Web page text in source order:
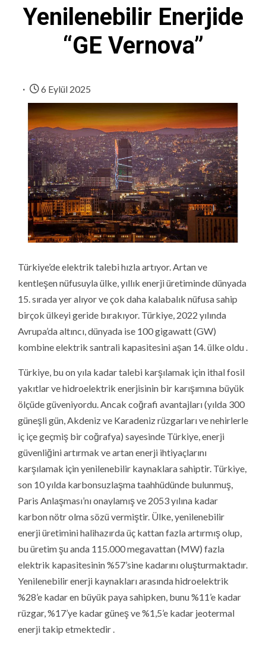
Yenilenebilir Enerjide
“GE Vernova”
6 Eylül 2025
Türkiye’de elektrik talebi hızla artıyor. Artan ve
kentleşen nüfusuyla ülke, yıllık enerji üretiminde dünyada
15. sırada yer alıyor ve çok daha kalabalık nüfusa sahip
birçok ülkeyi geride bırakıyor. Türkiye, 2022 yılında
Avrupa’da altıncı, dünyada ise 100 gigawatt (GW)
kombine elektrik santrali kapasitesini aşan 14. ülke oldu .
Türkiye, bu on yıla kadar talebi karşılamak için ithal fosil
yakıtlar ve hidroelektrik enerjisinin bir karışımına büyük
ölçüde güveniyordu. Ancak coğrafi avantajları (yılda 300
güneşli gün, Akdeniz ve Karadeniz rüzgarları ve nehirlerle
iç içe geçmiş bir coğrafya) sayesinde Türkiye, enerji
güvenliğini artırmak ve artan enerji ihtiyaçlarını
karşılamak için yenilenebilir kaynaklara sahiptir. Türkiye,
son 10 yılda karbonsuzlaşma taahhüdünde bulunmuş,
Paris Anlaşması’nı onaylamış ve 2053 yılına kadar
karbon nötr olma sözü vermiştir. Ülke, yenilenebilir
enerji üretimini halihazırda üç kattan fazla artırmış olup,
bu üretim şu anda 115.000 megavattan (MW) fazla
elektrik kapasitesinin %57’sine kadarını oluşturmaktadır.
Yenilenebilir enerji kaynakları arasında hidroelektrik
%28’e kadar en büyük paya sahipken, bunu %11’e kadar
rüzgar, %17’ye kadar güneş ve %1,5’e kadar jeotermal
enerji takip etmektedir .